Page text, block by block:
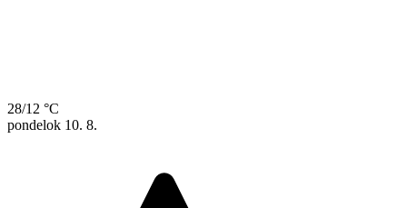
28/12 °C
pondelok 10. 8.